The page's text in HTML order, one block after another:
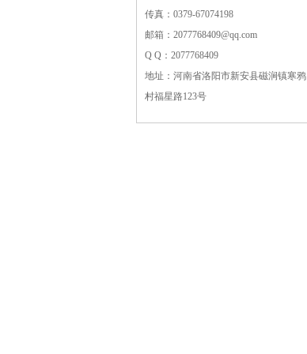
传真：0379-67074198
邮箱：2077768409@qq.com
Q Q：2077768409
地址：河南省洛阳市新安县磁涧镇寒鸦
村福星路123号